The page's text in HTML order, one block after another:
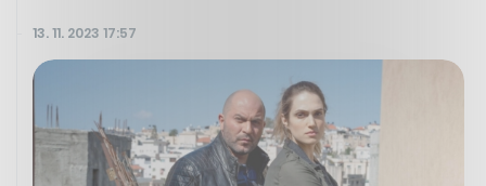
13. 11. 2023 17:57